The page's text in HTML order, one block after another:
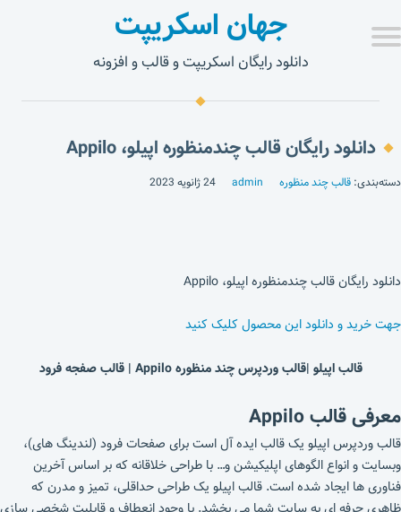
جهان اسکریپت
دانلود رایگان اسکریپت و قالب و افزونه
دانلود رایگان قالب چندمنظوره اپیلو، Appilo
دسته‌بندی: قالب چند منظوره admin 24 ژانویه 2023
دانلود رایگان قالب چندمنظوره اپیلو، Appilo
جهت خرید و دانلود این محصول کلیک کنید
قالب اپیلو |قالب وردپرسچند منظوره Appilo | قالب صفجه فرود
معرفی قالبAppilo
قالب وردپرس اپیلو یک قالب ایده آل است برای صفحات فرود (لندینگ های)،
وبسایت و انواع الگوهای اپلیکیشن و… با طراحی خلاقانه که بر اساس آخرین
فناوری ها ایجاد شده است. قالب اپیلو یک طراحی حداقلی، تمیز و مدرن که